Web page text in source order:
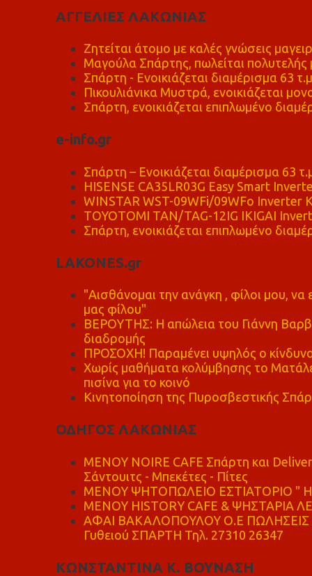
ΑΓΓΕΛΙΕΣ ΛΑΚΩΝΙΑΣ
Ζητείται άτομο με καλές γνώσεις
Μαγούλα Σπάρτης, πωλείται πολυτελής
Σπάρτη - Ενοικιάζεται διαμέρισμα 63 τ.μ
Πικουλιάνικα Μυστρά, ενοικιάζεται
Σπάρτη, ενοικιάζεται επιπλωμένο
e-info.gr
Σπάρτη – Ενοικιάζεται διαμέρισμα 63
HISENSE CA35LR03G Easy Smart
WINSTAR WST-09WFi/09WFo Inverter
TOYOTOMI TAN/TAG-12IG IKIGAI
Σπάρτη, ενοικιάζεται επιπλωμένο
LAKONES.gr
"Αισθάνομαι την ανάγκη , φίλοι μου,
μας φίλου"
ΒΕΡΟΥΤΗΣ: Η απώλεια του Γιάννη
διαδρομής
ΠΡΟΣΟΧΗ! Παραμένει υψηλός ο
Χωρίς μαθήματα κολύμβησης το
πισίνα για το κοινό
Κινητοποίηση της Πυροσβεστικής
ΟΔΗΓΟΣ ΛΑΚΩΝΙΑΣ
MENOY NOIRE CAFE Σπάρτη και
Σάντουιτς - Μπεκέτες - Πίτες
ΜΕΝΟΥ ΨΗΤΟΠΩΛΕΙΟ ΕΣΤΙΑΤΟΡΙΟ "
ΜΕΝΟΥ HISTORY CAFE & ΨΗΣΤΑΡΙΑ
ΑΦΑΙ ΒΑΚΑΛΟΠΟΥΛΟΥ Ο.Ε ΠΩΛΗΣΕΙΣ
Γυθειού ΣΠΑΡΤΗ Τηλ. 27310 26347
ΚΩΝΣΤΑΝΤΙΝΑ Κ. ΒΟΥΝΑΣΗ